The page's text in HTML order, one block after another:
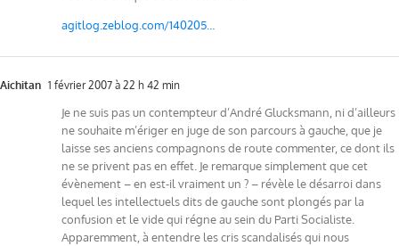
agitlog.zeblog.com/140205…
Aichitan 1 février 2007 à 22 h 42 min
Je ne suis pas un contempteur d’André Glucksmann, ni d’ailleurs
ne souhaite m’ériger en juge de son parcours à gauche, que je
laisse ses anciens compagnons de route commenter, ce dont ils
ne se privent pas en effet. Je remarque simplement que cet
évènement – en est-il vraiment un ? – révèle le désarroi dans
lequel les intellectuels dits de gauche sont plongés par la
confusion et le vide qui régne au sein du Parti Socialiste.
Apparemment, à entendre les cris scandalisés qui nous